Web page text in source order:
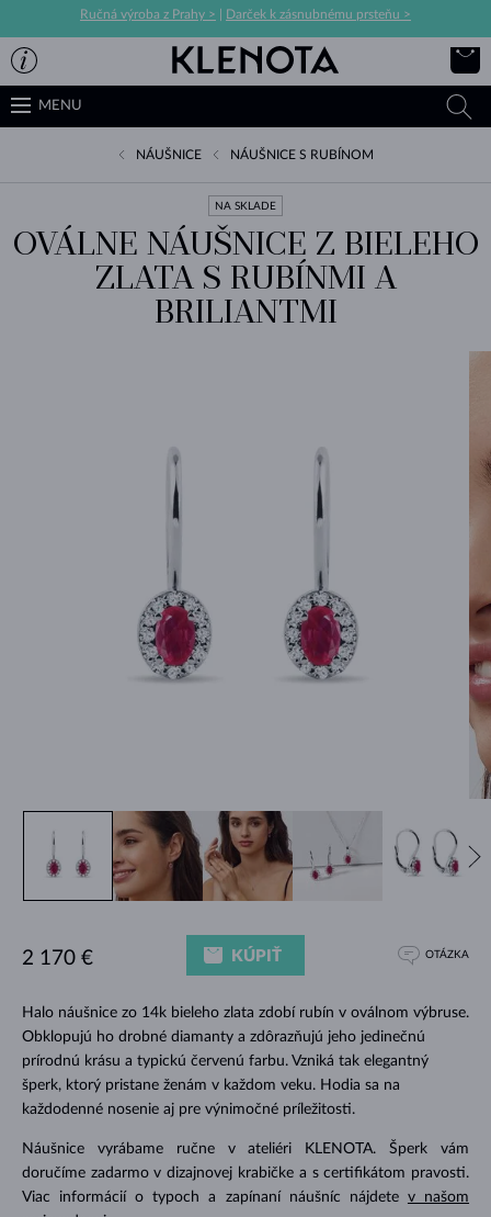
Ručná výroba z Prahy > Darček k zásnubnému prsteňu >
MENU
NÁUŠNICE NÁUŠNICE S RUBÍNOM
NA SKLADE
OVÁLNE NÁUŠNICE Z BIELEHO
ZLATA S RUBÍNMI A
BRILIANTMI
Halo náušnice zo 14k bieleho zlata zdobí rubín v oválnom výbruse.
Obklopujú ho drobné diamanty a zdôrazňujú jeho jedinečnú
prírodnú krásu a typickú červenú farbu. Vzniká tak elegantný
šperk, ktorý pristane ženám v každom veku. Hodia sa na
každodenné nosenie aj pre výnimočné príležitosti.
Náušnice vyrábame ručne v ateliéri KLENOTA. Šperk vám
doručíme zadarmo v dizajnovej krabičke a s certifikátom pravosti.
Viac informácií o typoch a zapínaní náušníc nájdete v našom
2 170 € KÚPIŤ OTÁZKA